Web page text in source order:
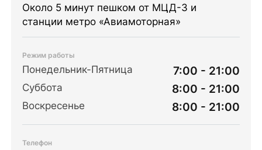
Около 5 минут пешком от МЦД-3 и
станции метро «Авиамоторная»
Режим работы
Понедельник-Пятница 7:00 - 21:00
Суббота 8:00 - 21:00
Воскресенье 8:00 - 21:00
Телефон